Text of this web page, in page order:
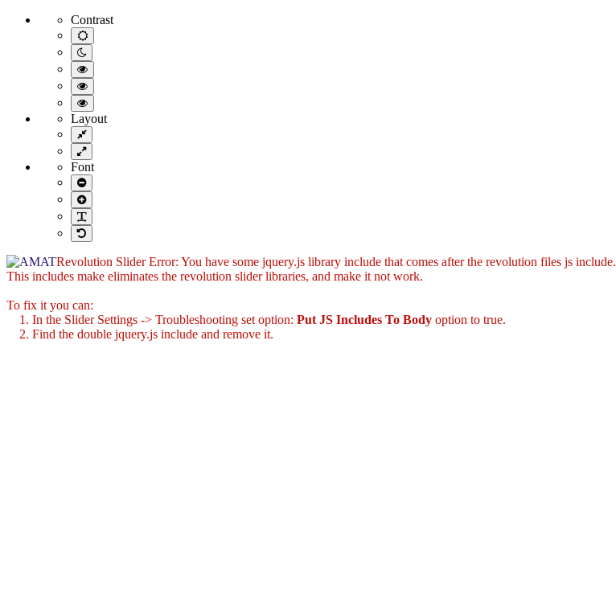
AMATContrast
Default
contrast
Night
contrast
Black
and
White
contrast
Black
and
Yellow
contrast
Yellow
and
Black
contrast
Layout
Fixed
layout
Wide
layout
Font
Smaller
Font
Larger
Font
Readable
Font
Default
Font
Revolution Slider Error: You have some jquery.js library include that comes after the revolution files js include.
This includes make eliminates the revolution slider libraries, and make it not work.
To fix it you can:
1. In the Slider Settings -> Troubleshooting set option: Put JS Includes To Body option to true.
2. Find the double jquery.js include and remove it.